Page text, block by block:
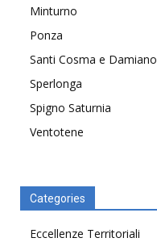
Minturno
Ponza
Santi Cosma e Damiano
Sperlonga
Spigno Saturnia
Ventotene
Categories
Eccellenze Territoriali